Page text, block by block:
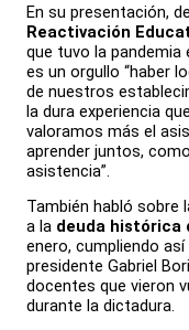
En su presentación,
Reactivación
que tuvo la pandemia
es un orgullo “haber
de nuestros
la dura experiencia
valoramos más el
aprender juntos,
asistencia”.
También habló sobre
a la deuda histórica
enero, cumpliendo
presidente Gabriel
docentes que vieron
durante la dictadura.